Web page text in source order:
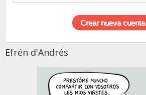
Efrén d'Andrés